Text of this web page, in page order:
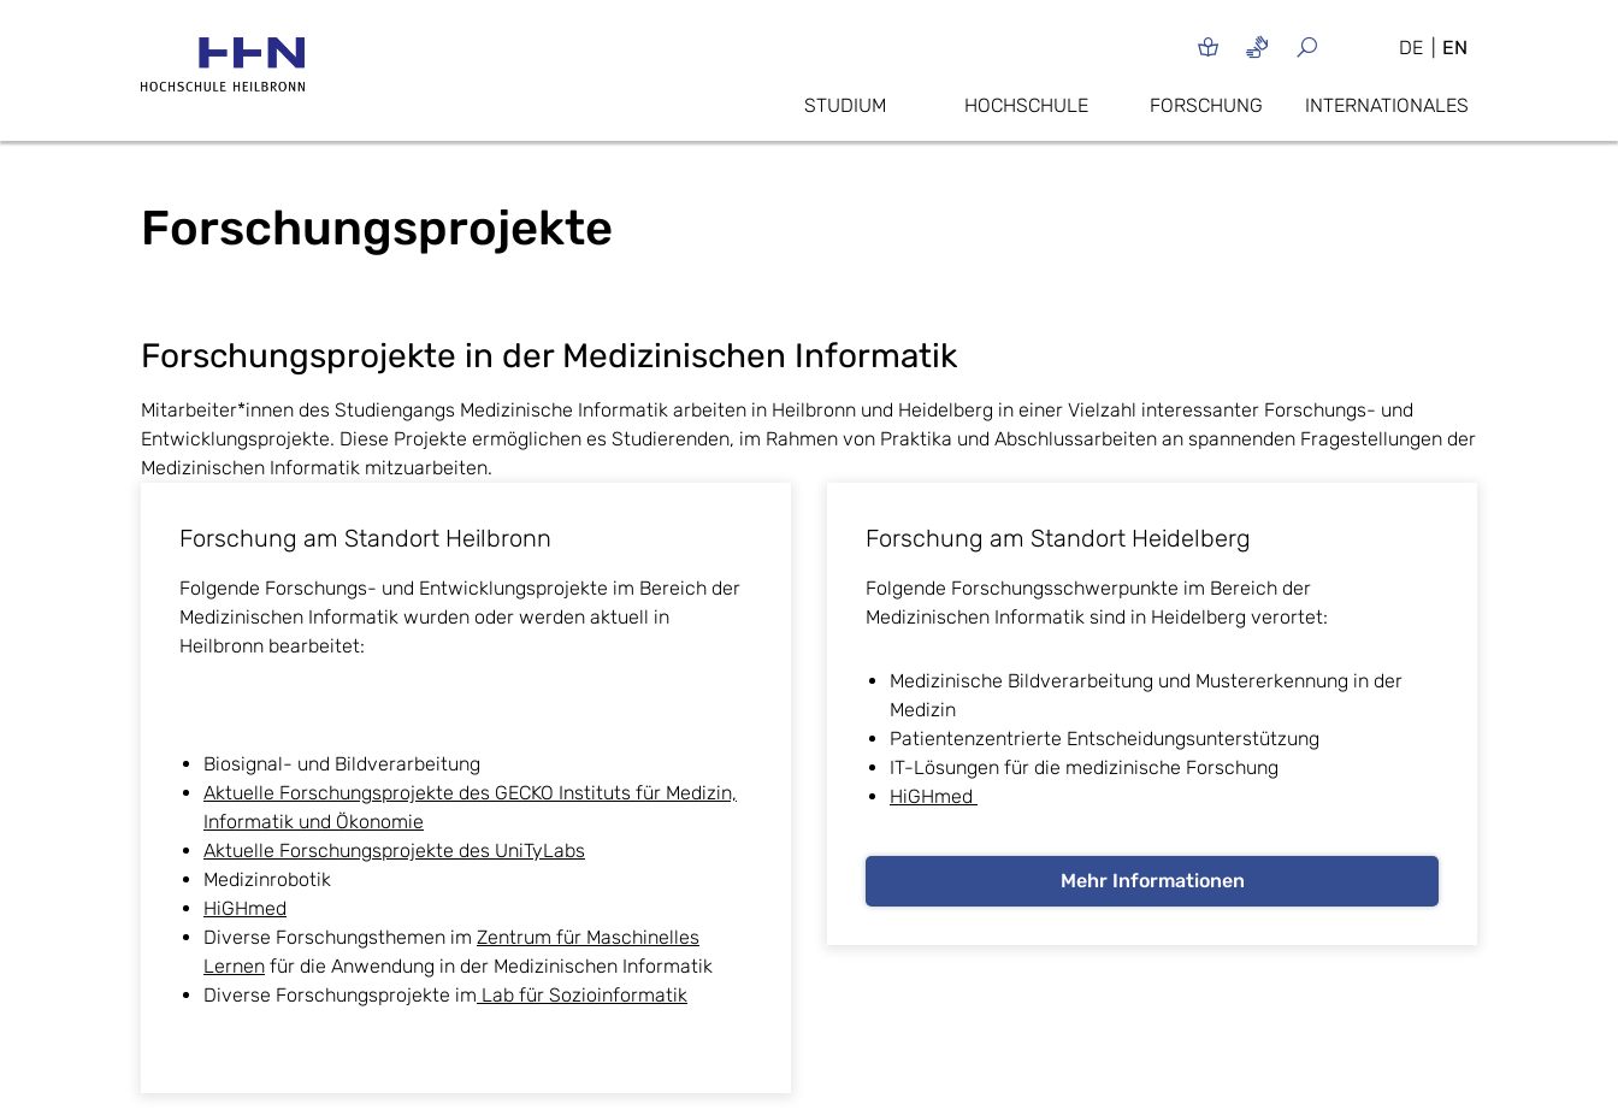
DE EN
STUDIUM HOCHSCHULE FORSCHUNG INTERNATIONALES
Forschungsprojekte
Forschungsprojekte in der Medizinischen Informatik
Mitarbeiter*innen des Studiengangs Medizinische Informatik arbeiten in Heilbronn und Heidelberg in einer Vielzahl interessanter Forschungs- und
Entwicklungsprojekte. Diese Projekte ermöglichen es Studierenden, im Rahmen von Praktika und Abschlussarbeiten an spannenden Fragestellungen der
Medizinischen Informatik mitzuarbeiten.
Forschung am Standort Heilbronn
Folgende Forschungs- und Entwicklungsprojekte im Bereich der
Medizinischen Informatik wurden oder werden aktuell in
Heilbronn bearbeitet:
Biosignal- und Bildverarbeitung
Aktuelle Forschungsprojekte des GECKO Instituts für Medizin,
Informatik und Ökonomie
Aktuelle Forschungsprojekte des UniTyLabs
Medizinrobotik
HiGHmed
Diverse Forschungsthemen im Zentrum für Maschinelles
Lernen für die Anwendung in der Medizinischen Informatik
Diverse Forschungsprojekte im Lab für Sozioinformatik
Forschung am Standort Heidelberg
Folgende Forschungsschwerpunkte im Bereich der
Medizinischen Informatik sind in Heidelberg verortet:
Medizinische Bildverarbeitung und Mustererkennung in der
Medizin
Patientenzentrierte Entscheidungsunterstützung
IT-Lösungen für die medizinische Forschung
HiGHmed
Mehr Informationen